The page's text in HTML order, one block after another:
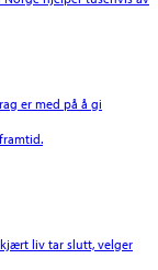
er med på å gi
liv tar slutt, velger